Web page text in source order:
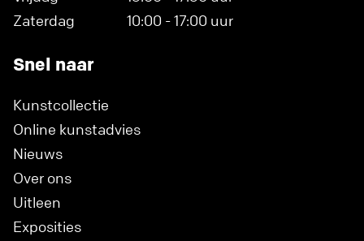
Zaterdag
10:00 - 17:00 uur
Snel naar
Kunstcollectie
Online kunstadvies
Nieuws
Over ons
Uitleen
Exposities